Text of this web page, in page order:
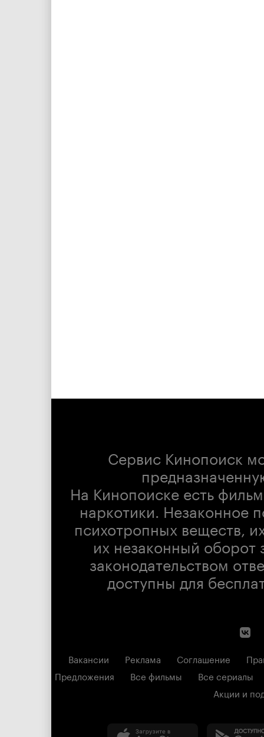
Сервис Кинопоиск
На Кинопоиске есть
наркотики. Незаконное
психотропных веществ,
их незаконный оборот
законодательством
доступны для
Вакансии Реклама Соглашение
Предложения
Все фильмы
Все сериалы
Акции и